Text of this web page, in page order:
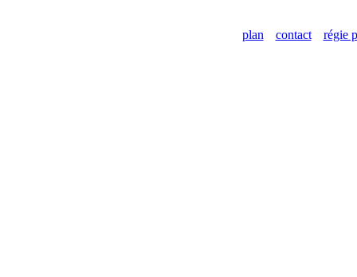
plan contact régie